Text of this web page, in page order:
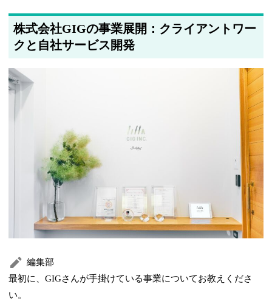
株式会社GIGの事業展開：クライアントワー
クと自社サービス開発
編集部
最初に、GIGさんが手掛けている事業についてお教えくださ
い。